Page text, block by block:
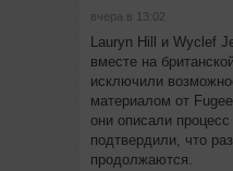
вчера в 13:02
Lauryn Hill и Wyclef
вместе на
исключили
материалом от
они описали
подтвердили, что
продолжаются.